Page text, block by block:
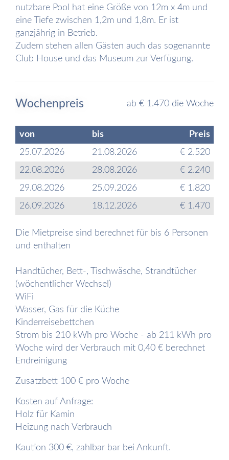
nutzbare Pool hat eine Größe von 12m x 4m und
eine Tiefe zwischen 1,2m und 1,8m. Er ist
ganzjährig in Betrieb.
Zudem stehen allen Gästen auch das sogenannte
Club House und das Museum zur Verfügung.
Wochenpreis ab € 1.470 die Woche
von bis
Preis
25.07.2026
21.08.2026
€ 2.520
22.08.2026
28.08.2026
€ 2.240
29.08.2026
25.09.2026
€ 1.820
26.09.2026
18.12.2026 € 1.470
Die Mietpreise sind berechnet für bis 6 Personen
und enthalten
Handtücher, Bett-, Tischwäsche, Strandtücher
(wöchentlicher Wechsel)
WiFi
Wasser, Gas für die Küche
Kinderreisebettchen
Strom bis 210 kWh pro Woche - ab 211 kWh pro
Woche wird der Verbrauch mit 0,40 € berechnet
Endreinigung
Zusatzbett 100 € pro Woche
Kosten auf Anfrage:
Holz für Kamin
Heizung nach Verbrauch
Kaution 300 €, zahlbar bar bei Ankunft.